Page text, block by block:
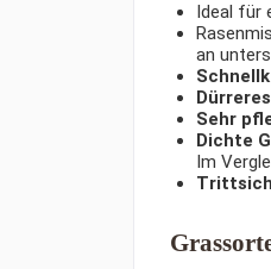
Ideal für
an
Sehr
Dichte
Im